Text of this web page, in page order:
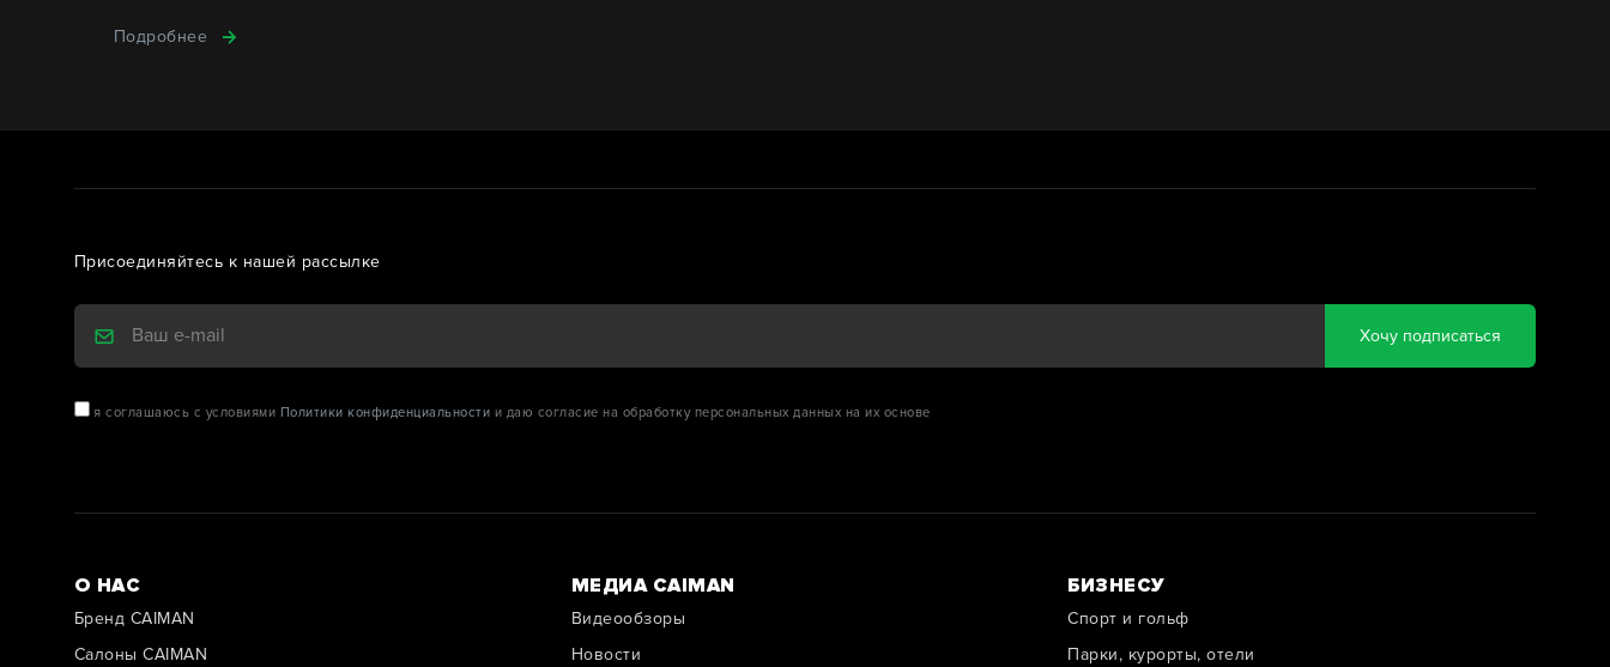
Подробнее
Присоединяйтесь к нашей рассылке
Хочу подписаться
я соглашаюсь с условиями Политики конфиденциальности и даю согласие на обработку персональных данных на их основе
О НАС
Бренд CAIMAN
Салоны CAIMAN
МЕДИА CAIMAN
Видеообзоры
Новости
БИЗНЕСУ
Спорт и гольф
Парки, курорты, отели